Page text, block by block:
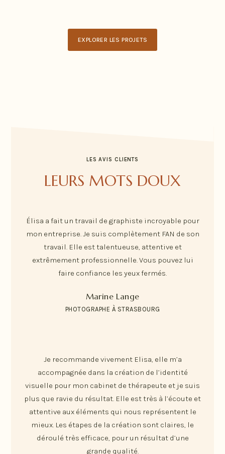
EXPLORER LES PROJETS
LES AVIS CLIENTS
LEURS MOTS DOUX
Élisa a fait un travail de graphiste incroyable pour
mon entreprise. Je suis complètement FAN de son
travail. Elle est talentueuse, attentive et
extrêmement professionnelle. Vous pouvez lui
faire confiance les yeux fermés.
Marine Lange
PHOTOGRAPHE À STRASBOURG
Je recommande vivement Elisa, elle m’a
accompagnée dans la création de l’identité
visuelle pour mon cabinet de thérapeute et je suis
plus que ravie du résultat. Elle est très à l’écoute et
attentive aux éléments qui nous représentent le
mieux. Les étapes de la création sont claires, le
déroulé très efficace, pour un résultat d’une
grande qualité.